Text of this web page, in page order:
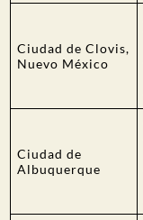
Ciudad de Clovis,
Nuevo México
Ciudad de
Albuquerque